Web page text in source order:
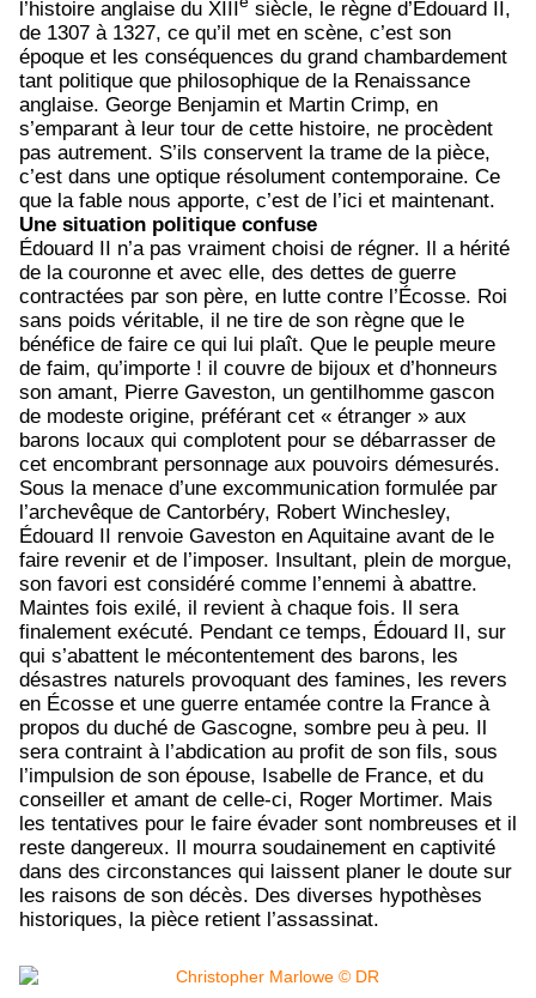
l’histoire anglaise du XIII
siècle, le règne d’Édouard II,
de 1307 à 1327, ce qu’il met en scène, c’est son
époque et les conséquences du grand chambardement
tant politique que philosophique de la Renaissance
anglaise. George Benjamin et Martin Crimp, en
s’emparant à leur tour de cette histoire, ne procèdent
pas autrement. S’ils conservent la trame de la pièce,
c’est dans une optique résolument contemporaine. Ce
que la fable nous apporte, c’est de l’ici et maintenant.
Une situation politique confuse
Édouard II n’a pas vraiment choisi de régner. Il a hérité
de la couronne et avec elle, des dettes de guerre
contractées par son père, en lutte contre l’Écosse. Roi
sans poids véritable, il ne tire de son règne que le
bénéfice de faire ce qui lui plaît. Que le peuple meure
de faim, qu’importe ! il couvre de bijoux et d’honneurs
son amant, Pierre Gaveston, un gentilhomme gascon
de modeste origine, préférant cet « étranger » aux
barons locaux qui complotent pour se débarrasser de
cet encombrant personnage aux pouvoirs démesurés.
Sous la menace d’une excommunication formulée par
l’archevêque de Cantorbéry, Robert Winchesley,
Édouard II renvoie Gaveston en Aquitaine avant de le
faire revenir et de l’imposer. Insultant, plein de morgue,
son favori est considéré comme l’ennemi à abattre.
Maintes fois exilé, il revient à chaque fois. Il sera
finalement exécuté. Pendant ce temps, Édouard II, sur
qui s’abattent le mécontentement des barons, les
désastres naturels provoquant des famines, les revers
en Écosse et une guerre entamée contre la France à
propos du duché de Gascogne, sombre peu à peu. Il
sera contraint à l’abdication au profit de son fils, sous
l’impulsion de son épouse, Isabelle de France, et du
conseiller et amant de celle-ci, Roger Mortimer. Mais
les tentatives pour le faire évader sont nombreuses et il
reste dangereux. Il mourra soudainement en captivité
dans des circonstances qui laissent planer le doute sur
les raisons de son décès. Des diverses hypothèses
historiques, la pièce retient l’assassinat.